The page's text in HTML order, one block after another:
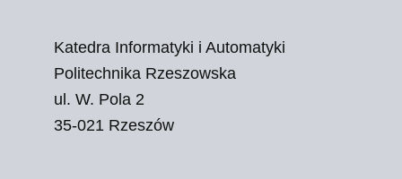
Katedra Informatyki i Automatyki
Politechnika Rzeszowska
ul. W. Pola 2
35-021 Rzeszów